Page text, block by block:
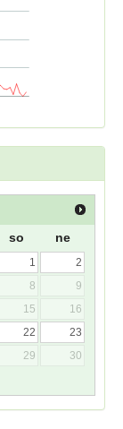
so ne
1
2
8
9
15
16
22
23
29
30